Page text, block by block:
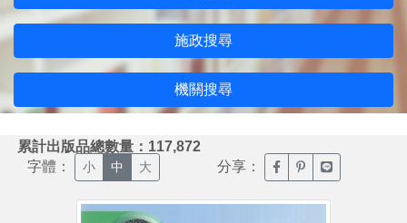
施政搜尋
機關搜尋
累計出版品總數量：117,872
字體： 小 中 大 分享： 臉書分享(另開新視窗)
噗浪分享(另開新
Line分享(另